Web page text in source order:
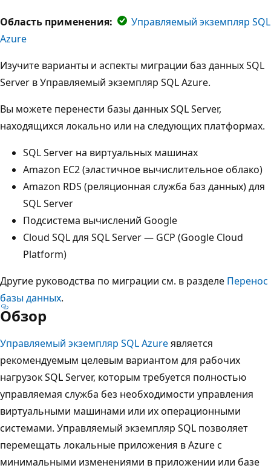
Область применения:
Управляемый экземпляр SQL
Azure
Изучите варианты и аспекты миграции баз данных SQL
Server в Управляемый экземпляр SQL Azure.
Вы можете перенести базы данных SQL Server,
находящихся локально или на следующих платформах.
SQL Server на виртуальных машинах
Amazon EC2 (эластичное вычислительное облако)
Amazon RDS (реляционная служба баз данных) для
SQL Server
Подсистема вычислений Google
Cloud SQL для SQL Server — GCP (Google Cloud
Platform)
Другие руководства по миграции см. в разделе Перенос
базы данных.
Обзор
Управляемый экземпляр SQL Azureявляется
рекомендуемым целевым вариантом для рабочих
нагрузок SQL Server, которым требуется полностью
управляемая служба без необходимости управления
виртуальными машинами или их операционными
системами. Управляемый экземпляр SQL позволяет
перемещать локальные приложения в Azure с
минимальными изменениями в приложении или базе